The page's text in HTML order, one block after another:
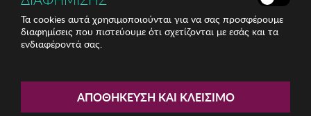
Γυναικεία Τσάντα Ώμου REPLAY
Τα cookies αυτά χρησιμοποιούνται για να σας προσφέρουμε
διαφημίσεις που πιστεύουμε ότι σχετίζονται με εσάς και τα
ενδιαφέροντά σας.
ΑΠΟΘΉΚΕΥΣΗ ΚΑΙ ΚΛΕΊΣΙΜΟ